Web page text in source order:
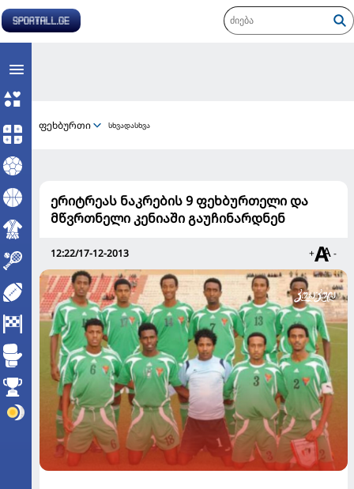
ფეხბურთი სხვადასხვა
ერიტრეას ნაკრების 9 ფეხბურთელი და
მწვრთნელი კენიაში გაუჩინარდნენ
12:22/17-12-2013 + -